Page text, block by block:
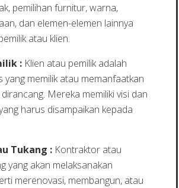
pemilihan furnitur, warna,
dan elemen-elemen lainnya
atau klien.
: Klien atau pemilik adalah
yang memilik atau memanfaatkan
Mereka memiliki visi dan
harus disampaikan kepada
Tukang : Kontraktor atau
yang akan melaksanakan
merenovasi, membangun, atau